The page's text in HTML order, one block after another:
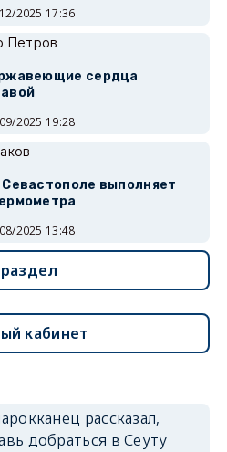
2025 17:36
Петров
сердца
2025 19:28
выполняет
2025 13:48
кабинет
рассказал,
добраться в Сеуту